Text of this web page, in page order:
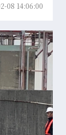
08 14:06:00